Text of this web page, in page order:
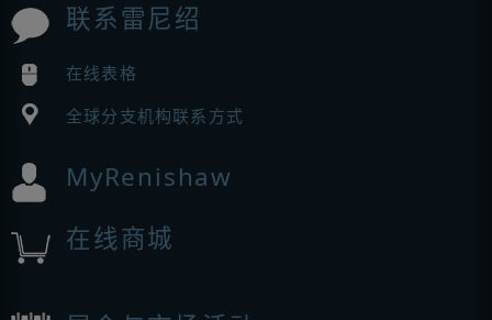
联系雷尼绍
在线表格
全球分支机构联系方式
MyRenishaw
在线商城